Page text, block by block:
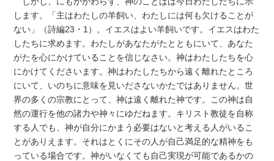
します。「主はわたしの羊飼い、わたしには何も欠けることが
ない」（詩編23・1）。イエスはよい羊飼いです。イエスはわた
したちに求めます。わたしがあなたがたとともにいて、あなた
がたを心にかけていることを信じなさい。神はわたしたちを心
にかけてくださいます。神はわたしたちから遠く離れたところ
にいて、いのちに意味を見いださないかたではありません。世
界の多くの宗教にとって、神は遠く離れた神です。この神は自
然の運行を他の諸力や神々にゆだねます。キリスト教徒を自称
する人でも、神が自分にかまう必要はないと考える人がいるこ
とがありえます。それはとくにその人が自己満足的な精神をも
っている場合です。神がいなくても自己実現が可能であるかの